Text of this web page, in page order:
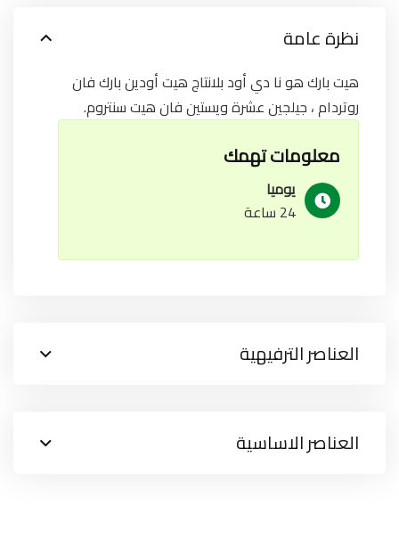
نظرة عامة
هيت بارك هو نا دي أود بلانتاج هيت أودين بارك فان
روتردام ، جيلجين عشرة ويستين فان هيت سنتروم.
معلومات تهمك
يوميا
24 ساعة
العناصر الترفيهية
العناصر الاساسية